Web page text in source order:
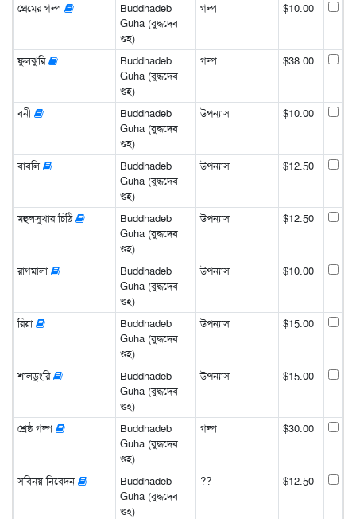
প্রেমের গল্প
Buddhadeb
Guha (বুদ্ধদেব
গুহ)
গল্প $10.00
ফুলঝুরি
Buddhadeb
Guha (বুদ্ধদেব
গুহ)
গল্প $38.00
বনী
Buddhadeb
Guha (বুদ্ধদেব
গুহ)
উপন্যাস $10.00
বাবলি
Buddhadeb
Guha (বুদ্ধদেব
গুহ)
উপন্যাস $12.50
মহুলসুখার চিঠি
Buddhadeb
Guha (বুদ্ধদেব
গুহ)
উপন্যাস $12.50
রাগমালা
Buddhadeb
Guha (বুদ্ধদেব
গুহ)
উপন্যাস $10.00
রিয়া
Buddhadeb
Guha (বুদ্ধদেব
গুহ)
উপন্যাস $15.00
শালডুংরি
Buddhadeb
Guha (বুদ্ধদেব
গুহ)
উপন্যাস $15.00
শ্রেষ্ঠ গল্প
Buddhadeb
Guha (বুদ্ধদেব
গুহ)
গল্প $30.00
সবিনয় নিবেদন
Buddhadeb
Guha (বুদ্ধদেব
গুহ)
?? $12.50